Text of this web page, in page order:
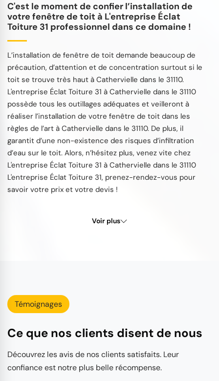
C'est le moment de confier l’installation de
votre fenêtre de toit à L'entreprise Éclat
Toiture 31 professionnel dans ce domaine !
L’installation de fenêtre de toit demande beaucoup de
précaution, d’attention et de concentration surtout si le
toit se trouve très haut à Cathervielle dans le 31110.
L'entreprise Éclat Toiture 31 à Cathervielle dans le 31110
possède tous les outillages adéquates et veilleront à
réaliser l’installation de votre fenêtre de toit dans les
règles de l’art à Cathervielle dans le 31110. De plus, il
garantit d’une non-existence des risques d’infiltration
d’eau sur le toit. Alors, n’hésitez plus, venez vite chez
L'entreprise Éclat Toiture 31 à Cathervielle dans le 31110
L'entreprise Éclat Toiture 31, prenez-rendez-vous pour
savoir votre prix et votre devis !
Voir plus
Témoignages
Ce que nos clients disent de nous
Découvrez les avis de nos clients satisfaits. Leur
confiance est notre plus belle récompense.